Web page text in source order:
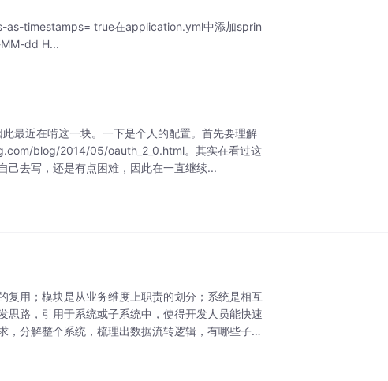
timestamps= true在application.yml中添加sprin
dd H...
最近在啃这一块。一下是个人的配置。首先要理解
blog/2014/05/oauth_2_0.html。其实在看过这
己去写，还是有点困难，因此在一直继续...
复用；模块是从业务维度上职责的划分；系统是相互
思路，引用于系统或子系统中，使得开发人员能快速
分解整个系统，梳理出数据流转逻辑，有哪些子系